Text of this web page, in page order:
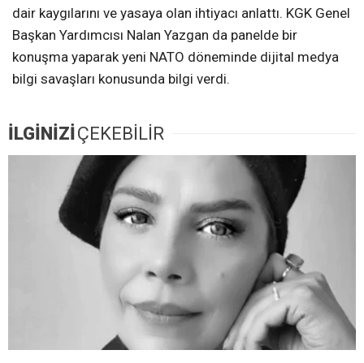
dair kaygılarını ve yasaya olan ihtiyacı anlattı. KGK Genel
Başkan Yardımcısı Nalan Yazgan da panelde bir
konuşma yaparak yeni NATO döneminde dijital medya
bilgi savaşları konusunda bilgi verdi.
İLGİNİZİÇEKEBİLİR